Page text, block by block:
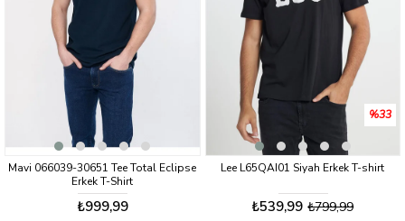
Mavi 066039-30651 Tee Total Eclipse
Erkek T-Shirt
₺999,99
Lee L65QAI01 Siyah Erkek T-shirt
₺539,99 ₺799,99
%33